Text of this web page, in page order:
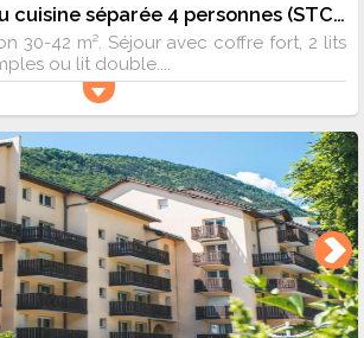
Studio cabine ou cuisine séparée 4 personnes (STC4)
30-42 m². Séjour avec coffre fort, 2 lits
ou lit double....